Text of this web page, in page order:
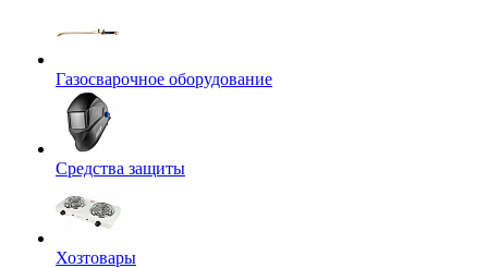
Газосварочное оборудование
Средства защиты
Хозтовары